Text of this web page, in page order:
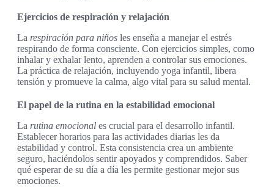
Ejercicios de respiración y relajación
La respiración para niños les enseña a manejar el estrés
respirando de forma consciente. Con ejercicios simples, como
inhalar y exhalar lento, aprenden a controlar sus emociones.
La práctica de relajación, incluyendo yoga infantil, libera
tensión y promueve la calma, algo vital para su salud mental.
El papel de la rutina en la estabilidad emocional
La rutina emocional es crucial para el desarrollo infantil.
Establecer horarios para las actividades diarias les da
estabilidad y control. Esta consistencia crea un ambiente
seguro, haciéndolos sentir apoyados y comprendidos. Saber
qué esperar de su día a día les permite gestionar mejor sus
emociones.